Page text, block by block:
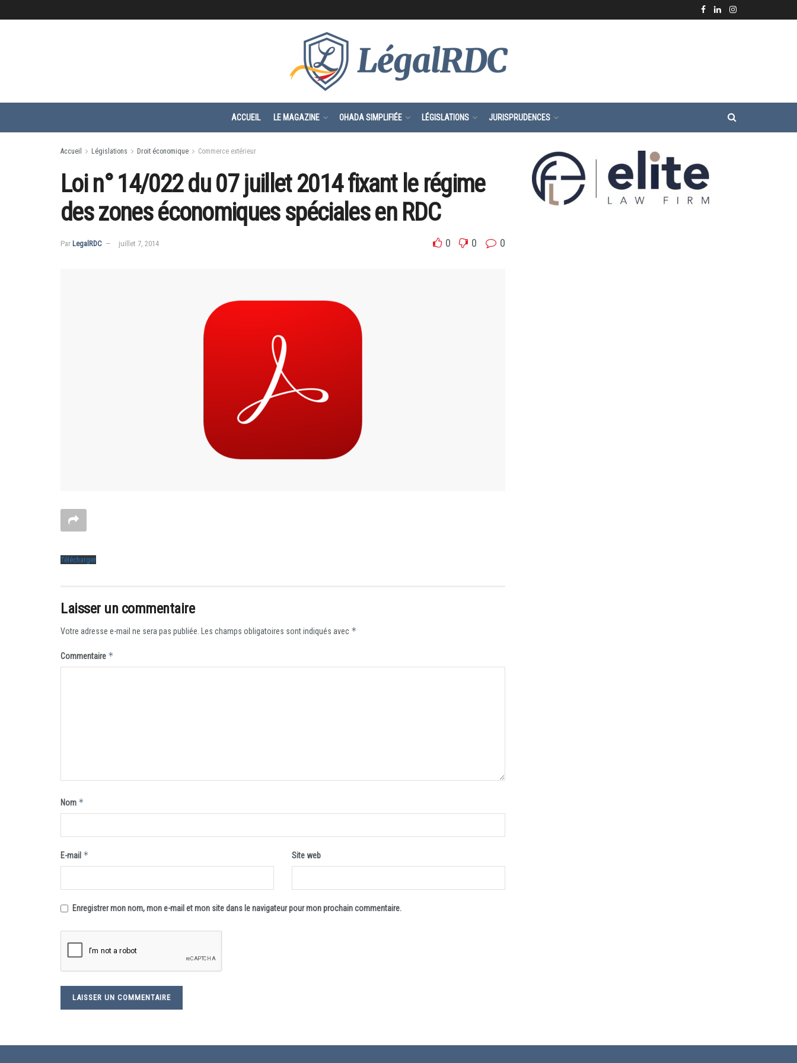
ACCUEIL LE MAGAZINE OHADA SIMPLIFIÉE LÉGISLATIONS JURISPRUDENCES
Accueil Législations Droit économique Commerce extérieur
Loi n° 14/022 du 07 juillet 2014 fixant le régime
des zones économiques spéciales en RDC
Par LegalRDC juillet 7, 2014 0 0 0
Télécharger
Laisser un commentaire
Votre adresse e-mail ne sera pas publiée. Les champs obligatoires sont indiqués avec *
Commentaire *
Nom *
E-mail * Site web
Enregistrer mon nom, mon e-mail et mon site dans le navigateur pour mon prochain commentaire.